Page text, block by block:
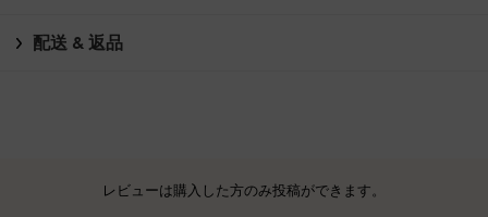
配送 & 返品
レビューは購入した方のみ投稿ができます。